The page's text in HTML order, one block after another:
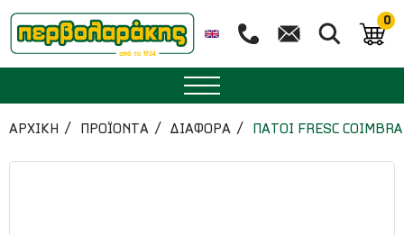
0
ΜΠΑΧΑΡΙΚΑ
ΒΟΤΑΝΑ
ΑΡΧΙΚΉ ΠΡΟΪΟΝΤΑ ΔΙΑΦΟΡΑ ΠΑΤΟΙ FRESC